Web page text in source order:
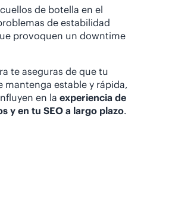
de botella en el
de estabilidad
provoquen un downtime
te aseguras de que tu
mantenga estable y rápida,
en la experiencia de
y en tu SEO a largo plazo.